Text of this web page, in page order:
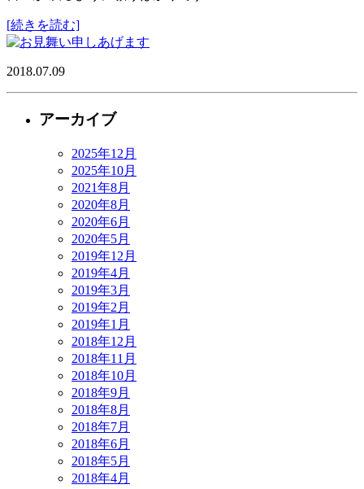
[続きを読む]
2018.07.09
アーカイブ
2025年12月
2025年10月
2021年8月
2020年8月
2020年6月
2020年5月
2019年12月
2019年4月
2019年3月
2019年2月
2019年1月
2018年12月
2018年11月
2018年10月
2018年9月
2018年8月
2018年7月
2018年6月
2018年5月
2018年4月